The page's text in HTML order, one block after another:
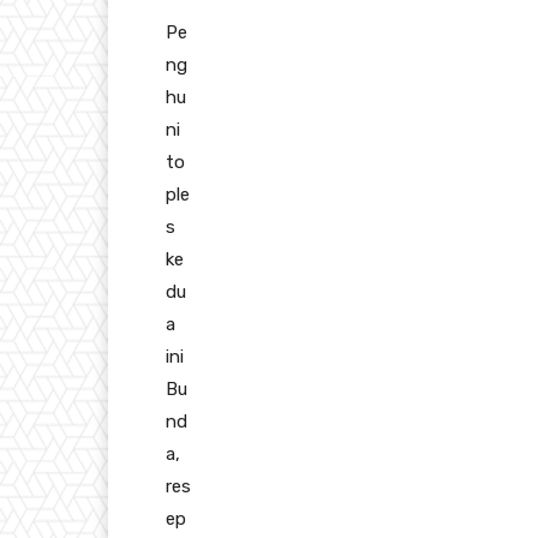
Pe
ng
hu
ni
to
ple
s
ke
du
a
ini
Bu
nd
a,
res
ep